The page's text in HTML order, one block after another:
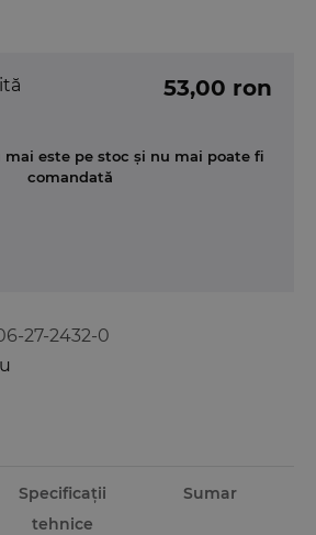
27-2432-0
53,00 ron
mai este pe stoc și nu mai poate fi
comandată
Specificații
tehnice
Sumar